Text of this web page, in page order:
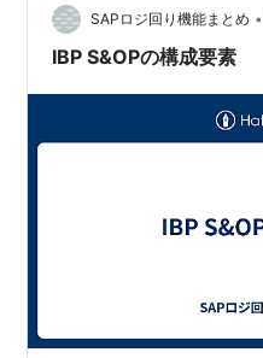
SAPロジ回り機能まとめ •
IBP S&OPの構成要素